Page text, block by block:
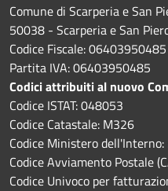
Comune di Scarperia e San
50038 - Scarperia e San
Codice Fiscale: 06403950485
Partita IVA: 06403950485
Codici attribuiti al nuovo
Codice ISTAT: 048053
Codice Catastale: M326
Codice Ministero
Codice Avviamento Postale
Codice Univoco per